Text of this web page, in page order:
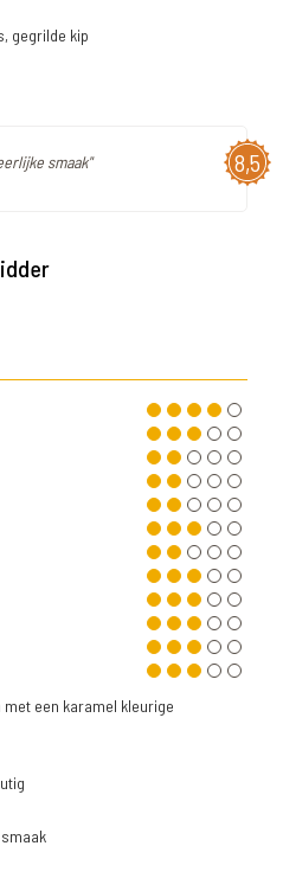
gegrilde kip
8,5
smaak"
met een karamel kleurige